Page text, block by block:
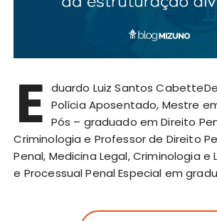
E duardo Luiz Santos
Polícia Aposentado, Mestre
Pós – graduado em Direito
Criminologia e Professor de Direito
Penal, Medicina Legal, Criminologia e
e Processual Penal Especial em